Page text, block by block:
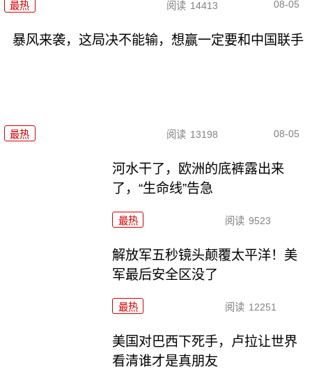
最热 阅读 14413 08-05
暴风来袭，这局决不能输，想赢一定要和中国联手
最热 阅读 13198 08-05
河水干了，欧洲的底裤露出来
了，“生命线”告急
最热 阅读 9523
解放军五秒镜头颠覆太平洋！美
军最后安全区没了
最热 阅读 12251
美国对巴西下死手，卢拉让世界
看清谁才是真朋友